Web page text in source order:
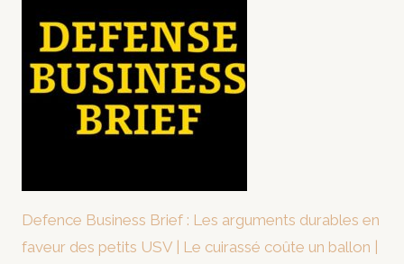
Defence Business Brief : Les arguments durables en
faveur des petits USV | Le cuirassé coûte un ballon |